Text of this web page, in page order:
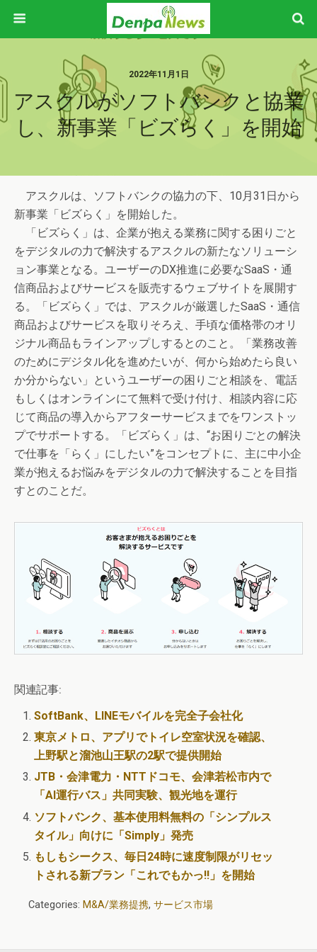
2022年11月1日
アスクルがソフトバンクと協業
し、新事業「ビズらく」を開始
アスクルは、ソフトバンクの協力の下、10月31日から
新事業「ビズらく」を開始した。
「ビズらく」は、企業が抱える業務に関する困りごと
をデジタルの力で解決するアスクルの新たなソリューシ
ョン事業となる。ユーザーのDX推進に必要なSaaS・通
信商品およびサービスを販売するウェブサイトを展開す
る。「ビズらく」では、アスクルが厳選したSaaS・通信
商品およびサービスを取りそろえ、手頃な価格帯のオリ
ジナル商品もラインアップしするとのこと。「業務改善
のためにデジタル化を進めたいが、何から始めたら良い
か分からない」というユーザーの困りごと相談を、電話
もしくはオンラインにて無料で受け付け、相談内容に応
じて商品の導入からアフターサービスまでをワンストッ
プでサポートする。「ビズらく」は、“お困りごとの解決
で仕事を「らく」にしたい”をコンセプトに、主に中小企
業が抱えるお悩みをデジタルの力で解決することを目指
すとのことだ。
関連記事:
SoftBank、LINEモバイルを完全子会社化
東京メトロ、アプリでトイレ空室状況を確認、
上野駅と溜池山王駅の2駅で提供開始
JTB・会津電力・NTTドコモ、会津若松市内で
「AI運行バス」共同実験、観光地を運行
ソフトバンク、基本使用料無料の「シンプルス
タイル」向けに「Simply」発売
もしもシークス、毎日24時に速度制限がリセッ
トされる新プラン「これでもかっ!!」を開始
Categories: M&A/業務提携, サービス市場